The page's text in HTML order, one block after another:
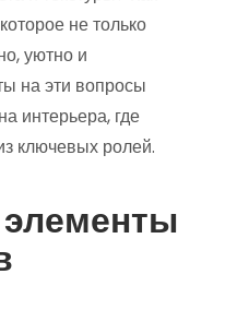
не только
уютно и
на эти вопросы
интерьера, где
ключевых ролей.